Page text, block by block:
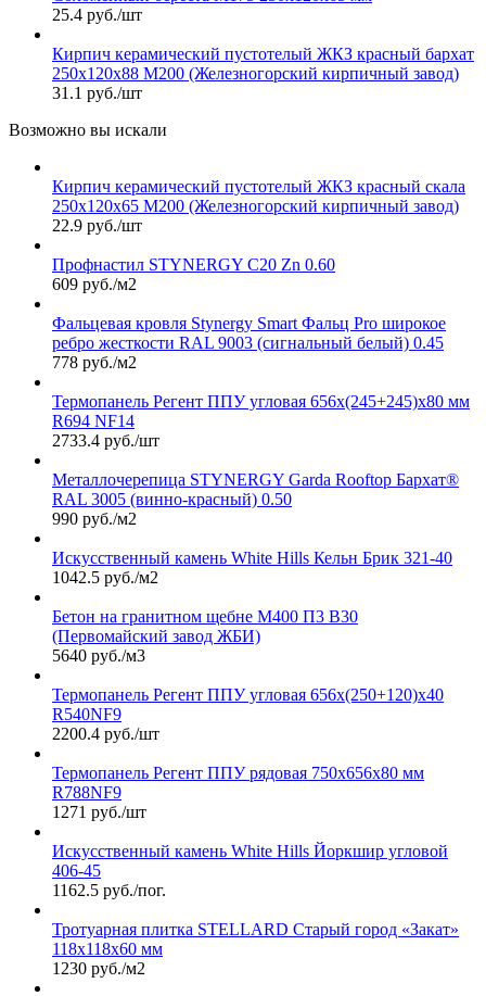
25.4 руб./шт
Кирпич керамический пустотелый ЖКЗ красный бархат
250х120х88 М200 (Железногорский кирпичный завод)
31.1 руб./шт
Возможно вы искали
Кирпич керамический пустотелый ЖКЗ красный скала
250х120х65 М200 (Железногорский кирпичный завод)
22.9 руб./шт
Профнастил STYNERGY С20 Zn 0.60
609 руб./м2
Фальцевая кровля Stynergy Smart Фальц Pro широкое
ребро жесткости RAL 9003 (сигнальный белый) 0.45
778 руб./м2
Термопанель Регент ППУ угловая 656х(245+245)х80 мм
R694 NF14
2733.4 руб./шт
Металлочерепица STYNERGY Garda Rooftop Бархат®
RAL 3005 (винно-красный) 0.50
990 руб./м2
Искусственный камень White Hills Кельн Брик 321-40
1042.5 руб./м2
Бетон на гранитном щебне М400 П3 В30
(Первомайский завод ЖБИ)
5640 руб./м3
Термопанель Регент ППУ угловая 656х(250+120)х40
R540NF9
2200.4 руб./шт
Термопанель Регент ППУ рядовая 750х656х80 мм
R788NF9
1271 руб./шт
Искусственный камень White Hills Йоркшир угловой
406-45
1162.5 руб./пог.
Тротуарная плитка STELLARD Старый город «Закат»
118х118х60 мм
1230 руб./м2